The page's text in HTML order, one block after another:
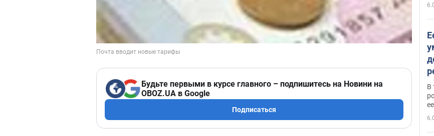
Будьте первыми в курсе главного – подпишитесь на Новини на
OBOZ.UA в Google
Подписаться
В